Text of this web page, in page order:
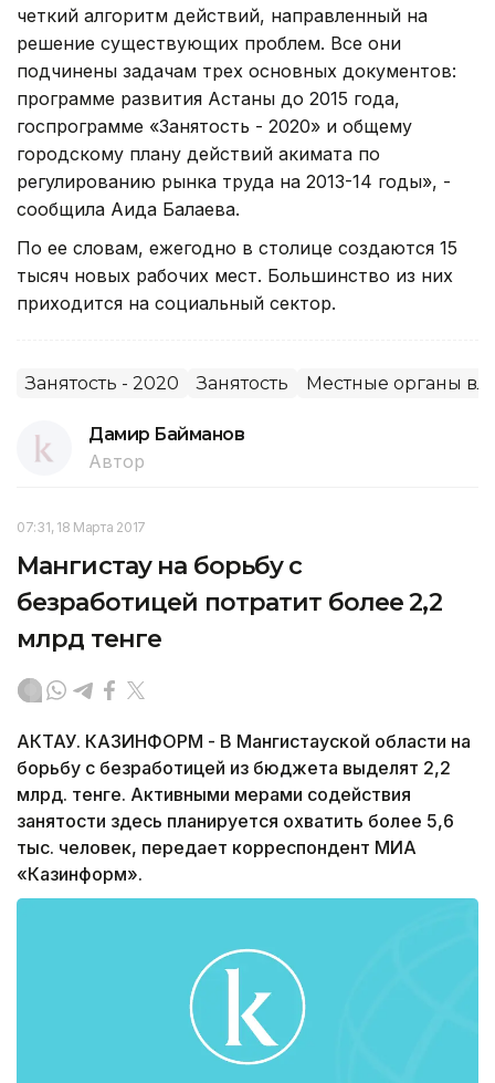
четкий алгоритм действий, направленный на
решение существующих проблем. Все они
подчинены задачам трех основных документов:
программе развития Астаны до 2015 года,
госпрограмме «Занятость - 2020» и общему
городскому плану действий акимата по
регулированию рынка труда на 2013-14 годы», -
сообщила Аида Балаева.
По ее словам, ежегодно в столице создаются 15
тысяч новых рабочих мест. Большинство из них
приходится на социальный сектор.
Занятость - 2020 Занятость Местные органы
Дамир Байманов
Автор
07:31, 18 Марта 2017
Мангистау на борьбу с
безработицей потратит более 2,2
млрд тенге
АКТАУ. КАЗИНФОРМ - В Мангистауской области на
борьбу с безработицей из бюджета выделят 2,2
млрд. тенге. Активными мерами содействия
занятости здесь планируется охватить более 5,6
тыс. человек, передает корреспондент МИА
«Казинформ».